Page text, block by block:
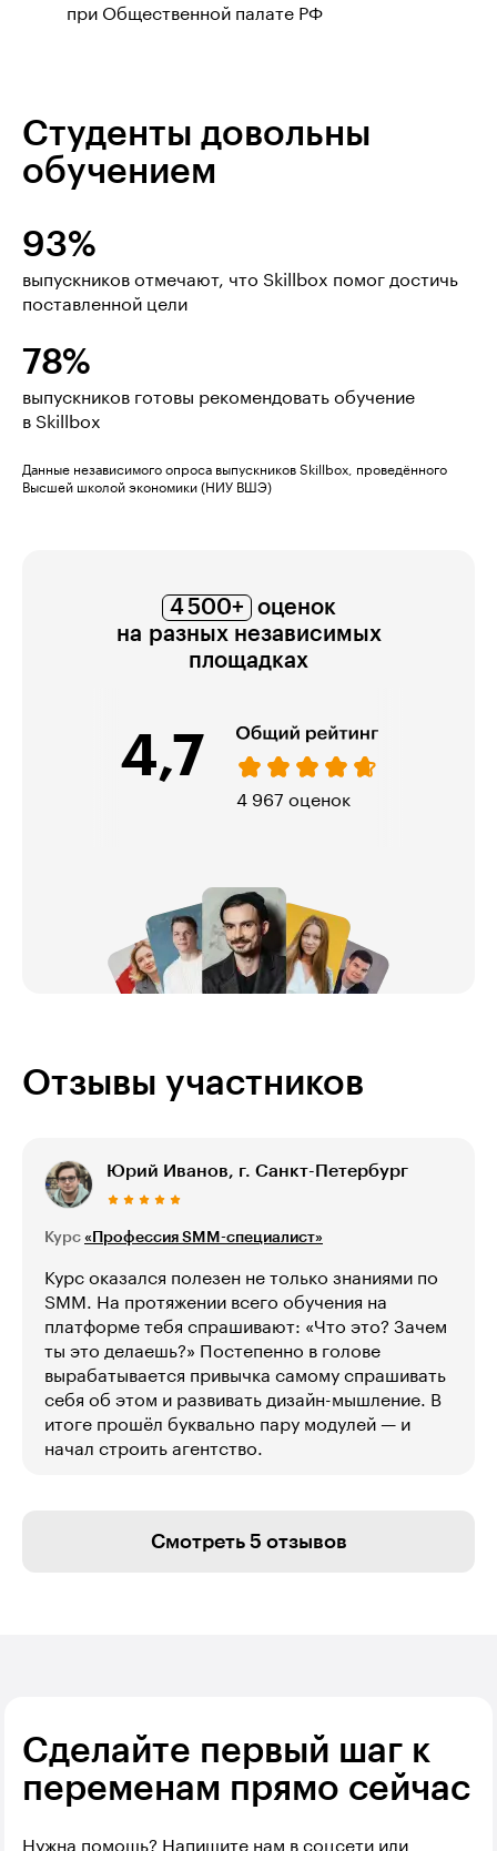
при Общественной палате РФ
Студенты довольны
обучением
93%
выпускников отмечают, что Skillbox помог достичь
поставленной цели
78%
выпускников готовы рекомендовать обучение
в Skillbox
Данные независимого опроса выпускников Skillbox, проведённого
Высшей школой экономики (НИУ ВШЭ)
4 500+ оценок
на разных независимых
площадках
4,7
974 оценки
Отзывы участников
Юрий Иванов, г. Санкт-Петербург
Курс «Профессия SMM-специалист»
Курс оказался полезен не только знаниями по
SMM. На протяжении всего обучения на
платформе тебя спрашивают: «Что это? Зачем
ты это делаешь?» Постепенно в голове
вырабатывается привычка самому спрашивать
себя об этом и развивать дизайн-мышление. В
итоге прошёл буквально пару модулей — и
начал строить агентство.
Смотреть 5 отзывов
Сделайте первый шаг к
переменам прямо сейчас
Нужна помощь? Напишите нам в соцсети или